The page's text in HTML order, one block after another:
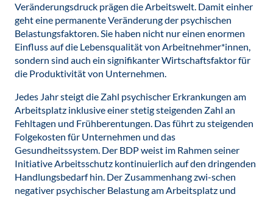
Veränderungsdruck prägen die Arbeitswelt. Damit einher
geht eine permanente Veränderung der psychischen
Belastungsfaktoren. Sie haben nicht nur einen enormen
Einfluss auf die Lebensqualität von Arbeitnehmer*innen,
sondern sind auch ein signifikanter Wirtschaftsfaktor für
die Produktivität von Unternehmen.
Jedes Jahr steigt die Zahl psychischer Erkrankungen am
Arbeitsplatz inklusive einer stetig steigenden Zahl an
Fehltagen und Frühberentungen. Das führt zu steigenden
Folgekosten für Unternehmen und das
Gesundheitssystem. Der BDP weist im Rahmen seiner
Initiative Arbeitsschutz kontinuierlich auf den dringenden
Handlungsbedarf hin. Der Zusammenhang zwi-schen
negativer psychischer Belastung am Arbeitsplatz und